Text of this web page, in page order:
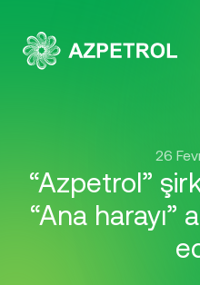
26
“Azpetrol”
“Ana harayı”